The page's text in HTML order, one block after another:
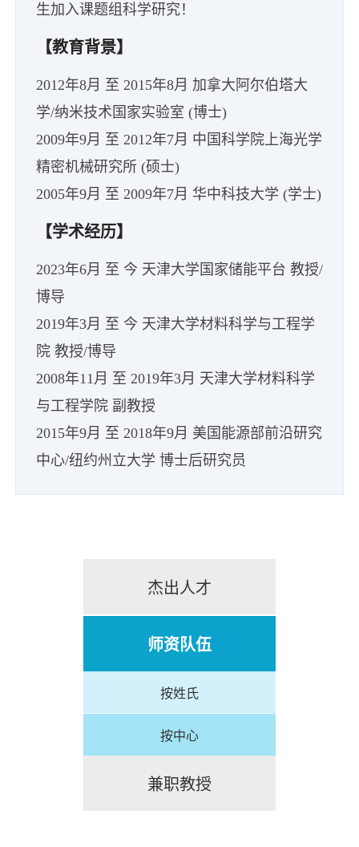
生加入课题组科学研究！
【教育背景】
2012年8月 至 2015年8月 加拿大阿尔伯塔大
学/纳米技术国家实验室 (博士)
2009年9月 至 2012年7月 中国科学院上海光学
精密机械研究所 (硕士)
2005年9月 至 2009年7月 华中科技大学 (学士)
【学术经历】
2023年6月 至 今 天津大学国家储能平台 教授/
博导
2019年3月 至 今 天津大学材料科学与工程学
院 教授/博导
2008年11月 至 2019年3月 天津大学材料科学
与工程学院 副教授
2015年9月 至 2018年9月 美国能源部前沿研究
杰出人才
师资队伍
按姓氏
按中心
兼职教授